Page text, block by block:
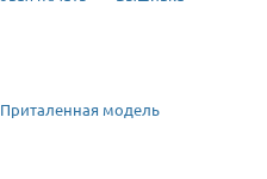
Приталенная модель